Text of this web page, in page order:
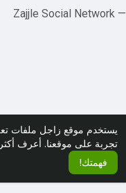
يستخدم موقع زاجل ملفات
تجربة على موقعنا. أعرف أكثر
فهمتك!
— Zajjle Social Network